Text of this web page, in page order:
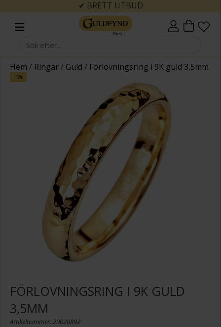
✔ BRETT UTBUD
Hem / Ringar/ Guld / Förlovningsring i 9K guld 3,5mm
15%
FÖRLOVNINGSRING I 9K GULD
3,5MM
Artikelnummer: 20028892